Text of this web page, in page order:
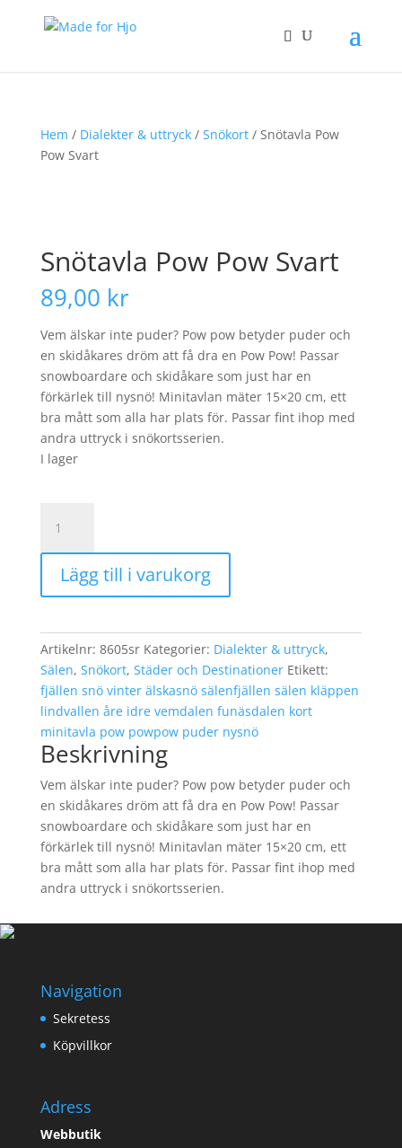
Hem / Dialekter & uttryck/ Snökort/ Snötavla Pow
Pow Svart
Snötavla Pow Pow Svart
89,00 kr
Vem älskar inte puder? Pow pow betyder puder och
en skidåkares dröm att få dra en Pow Pow! Passar
snowboardare och skidåkare som just har en
förkärlek till nysnö! Minitavlan mäter 15×20 cm, ett
bra mått som alla har plats för. Passar fint ihop med
andra uttryck i snökortsserien.
I lager
Pow
Pow
Svart
mängd
Lägg till i varukorg
Artikelnr: 8605sr Kategorier: Dialekter & uttryck,
Sälen, Snökort, Städer och Destinationer Etikett:
fjällen snö vinter älskasnö sälenfjällen sälen kläppen
lindvallen åre idre vemdalen funäsdalen kort
minitavla pow powpow puder nysnö
Beskrivning
Vem älskar inte puder? Pow pow betyder puder och
en skidåkares dröm att få dra en Pow Pow! Passar
snowboardare och skidåkare som just har en
förkärlek till nysnö! Minitavlan mäter 15×20 cm, ett
bra mått som alla har plats för. Passar fint ihop med
andra uttryck i snökortsserien.
Navigation
Sekretess
Köpvillkor
Adress
Webbutik